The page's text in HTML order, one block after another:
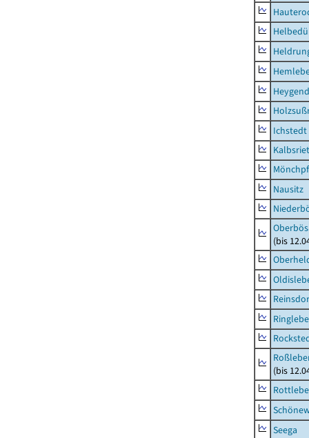
Ichstedt
Nausitz
(bis
(bis
Seega